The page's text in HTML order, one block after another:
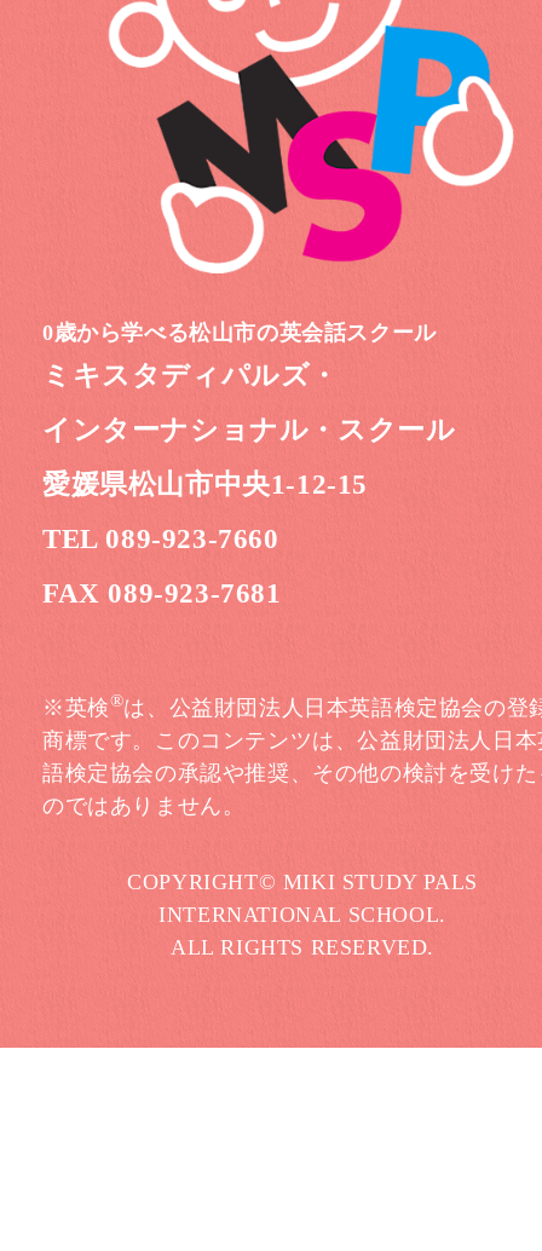
0歳から学べる松山市の英会話スクール
ミキスタディパルズ・
インターナショナル・スクール
愛媛県松山市中央1-12-15
TEL 089-923-7660
FAX 089-923-7681
※英検®は、公益財団法人日本英語検定協会の登
商標です。このコンテンツは、公益財団法人日本
語検定協会の承認や推奨、その他の検討を受けた
のではありません。
COPYRIGHT© MIKI STUDY PALS
INTERNATIONAL SCHOOL.
ALL RIGHTS RESERVED.